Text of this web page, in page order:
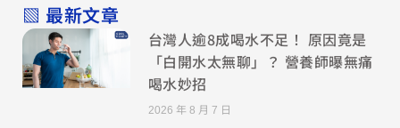
▧ 最新文章
台灣人逾8成喝水不足！ 原因竟是
「白開水太無聊」？ 營養師曝無痛
喝水妙招
2026 年 8 月 7 日